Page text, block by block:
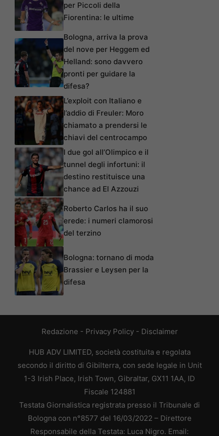
per Piccoli della
Fiorentina: le ultime
Bologna, arriva la prova
del nove per Heggem ed
Helland: sono davvero
pronti per guidare la
difesa?
L’exploit con Italiano e
l’addio di Freuler: Moro
chiamato a prendersi le
chiavi del centrocampo
I due gol all’Olimpico e il
tunnel degli infortuni: il
destino restituisce una
chance ad El Azzouzi
Roberto Carlos ha il suo
erede: i numeri clamorosi
del terzino
Bologna: tornano di moda
Brassier e Leysen per la
difesa
Redazione - Privacy Policy- Disclaimer
HUB ADV LIMITED, società costituita e regolata
secondo il diritto di Gibilterra, con sede legale in Unit
1-3 Irish Place, Irish Town, Gibraltar, GX11 1AA, ID
Fiscale 124881
Testata Giornalistica registrata presso il Tribunale di
Bologna con n°8577 del 16/03/2022 – Direttore
Responsabile della Testata: Luca Nigro. Email: